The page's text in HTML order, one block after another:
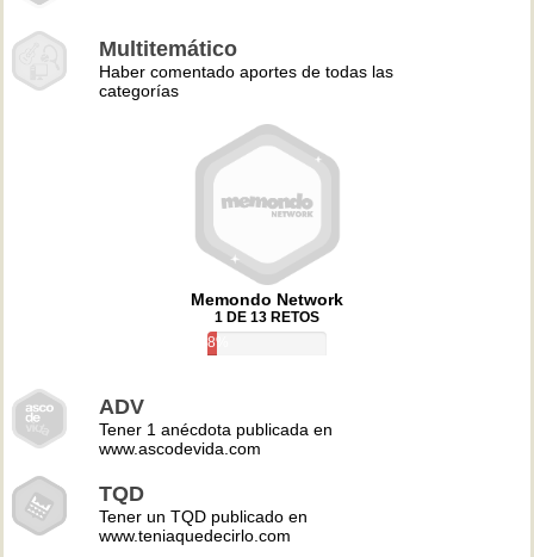
Multitemático
Haber comentado aportes de todas las
categorías
Memondo Network
1 DE 13 RETOS
8%
ADV
Tener 1 anécdota publicada en
www.ascodevida.com
TQD
Tener un TQD publicado en
www.teniaquedecirlo.com